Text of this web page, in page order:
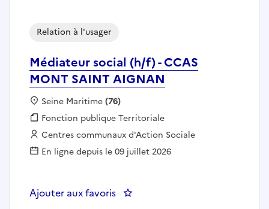
Médiateur social (h/f) - CCAS
MONT SAINT AIGNAN
Relation à l'usager
Localisation :
Seine Maritime(76)
Fonction publique :
Fonction publique Territoriale
Employeur :
Centres communaux d'Action Sociale
En ligne depuis le 09 juillet 2026
Ajouter aux favoris : Médiateur social (h/f) - CCAS